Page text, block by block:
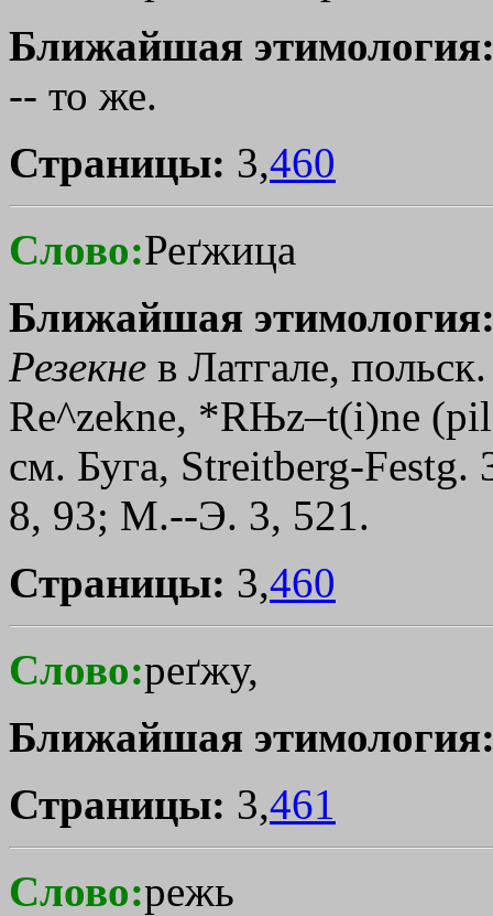
Ближайшая
-- то же.
Страницы: 3,460
Слово:Реґжица
Ближайшая
Резекне в Латгале,
Re^zekne, *RЊz–t(i)nе
см. Буга, Streitberg-
8, 93; М.--Э. 3, 521.
Страницы: 3,460
Слово:реґжу,
Ближайшая
Страницы: 3,461
Слово:режь